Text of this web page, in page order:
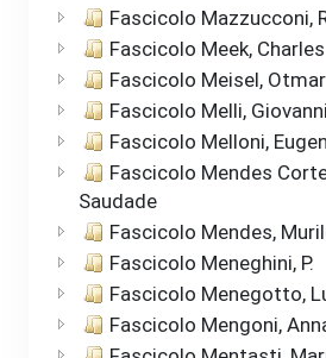
Fascicolo Mazzucconi,
Fascicolo Meek, Charles
Fascicolo Meisel, Otmar
Fascicolo Melli, Giovanni
Fascicolo Melloni,
Fascicolo Mendes
Saudade
Fascicolo Mendes,
Fascicolo Meneghini, P.
Fascicolo Menegotto,
Fascicolo Mengoni,